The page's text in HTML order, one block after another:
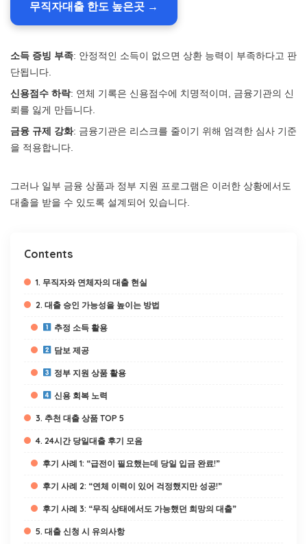
무직자대출 한도 높은곳 →
소득 증빙 부족: 안정적인 소득이 없으면 상환 능력이 부족하다고 판
단됩니다.
신용점수 하락: 연체 기록은 신용점수에 치명적이며, 금융기관의 신
뢰를 잃게 만듭니다.
금융 규제 강화: 금융기관은 리스크를 줄이기 위해 엄격한 심사 기준
을 적용합니다.
그러나 일부 금융 상품과 정부 지원 프로그램은 이러한 상황에서도
대출을 받을 수 있도록 설계되어 있습니다.
Contents
1. 무직자와 연체자의 대출 현실
2. 대출 승인 가능성을 높이는 방법
추정 소득 활용
담보 제공
정부 지원 상품 활용
신용 회복 노력
3. 추천 대출 상품 TOP 5
4. 24시간 당일대출 후기 모음
후기 사례 1: “급전이 필요했는데 당일 입금 완료!”
후기 사례 2: “연체 이력이 있어 걱정했지만 성공!”
후기 사례 3: “무직 상태에서도 가능했던 희망의 대출”
5. 대출 신청 시 유의사항